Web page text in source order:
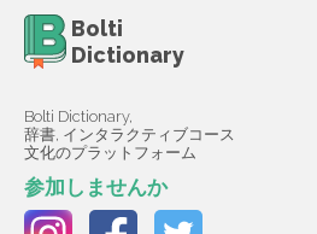
Bolti
Dictionary
Bolti Dictionary,
辞書, インタラクティブコース
文化のプラットフォーム
参加しませんか